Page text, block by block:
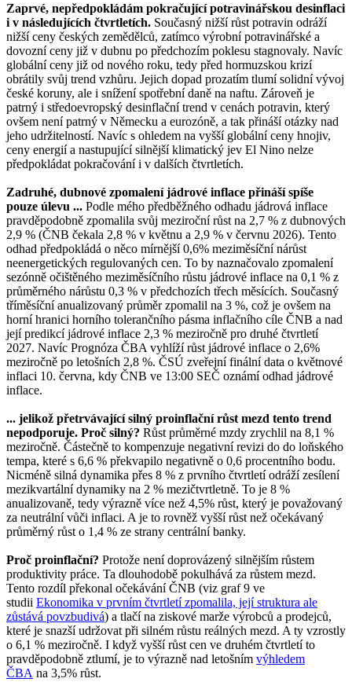
Zaprvé, nepředpokládám pokračující potravinářskou desinflaci
i v následujících čtvrtletích. Současný nižší růst potravin odráží
nižší ceny českých zemědělců, zatímco výrobní potravinářské a
dovozní ceny již v dubnu po předchozím poklesu stagnovaly. Navíc
globální ceny již od nového roku, tedy před hormuzskou krizí
obrátily svůj trend vzhůru. Jejich dopad prozatím tlumí solidní vývoj
české koruny, ale i snížení spotřební daně na naftu. Zároveň je
patrný i středoevropský desinflační trend v cenách potravin, který
ovšem není patrný v Německu a eurozóně, a tak přináší otázky nad
jeho udržitelností. Navíc s ohledem na vyšší globální ceny hnojiv,
ceny energií a nastupující silnější klimatický jev El Nino nelze
předpokládat pokračování i v dalších čtvrtletích.
Zadruhé, dubnové zpomalení jádrové inflace přináší spíše
pouze úlevu ... Podle mého předběžného odhadu jádrová inflace
pravděpodobně zpomalila svůj meziroční růst na 2,7 % z dubnových
2,9 % (ČNB čekala 2,8 % v květnu a 2,9 % v červnu 2026). Tento
odhad předpokládá o něco mírnější 0,6% meziměsíční nárůst
neenergetických regulovaných cen. To by naznačovalo zpomalení
sezónně očištěného meziměsíčního růstu jádrové inflace na 0,1 % z
průměrného nárůstu 0,3 % v předchozích třech měsících. Současný
tříměsíční anualizovaný průměr zpomalil na 3 %, což je ovšem na
horní hranici horního tolerančního pásma inflačního cíle ČNB a nad
její predikcí jádrové inflace 2,3 % meziročně pro druhé čtvrtletí
2027. Navíc Prognóza ČBA vyhlíží růst jádrové inflace o 2,6%
meziročně po letošních 2,8 %. ČSÚ zveřejní finální data o květnové
inflaci 10. června, kdy ČNB ve 13:00 SEČ oznámí odhad jádrové
inflace.
... jelikož přetrvávající silný proinflační růst mezd tento trend
nepodporuje. Proč silný? Růst průměrné mzdy zrychlil na 8,1 %
meziročně. Částečně to kompenzuje negativní revizi do do loňského
tempa, které s 6,6 % překvapilo negativně o 0,6 procentního bodu.
Nicméně silná dynamika přes 8 % z prvního čtvrtletí odráží zesílení
mezikvartální dynamiky na 2 % mezičtvrtletně. To je 8 %
anualizovaně, tedy výrazně více než 4,5% růst, který je považovaný
za neutrální vůči inflaci. A je to rovněž vyšší růst než očekávaný
průměrný růst o 1,4 % ze strany centrální banky.
Proč proinflační? Protože není doprovázený silnějším růstem
produktivity práce. Ta dlouhodobě pokulhává za růstem mezd.
Tento rozdíl překonal očekávání ČNB (viz graf 9 ve
studii Ekonomika v prvním čtvrtletí zpomalila, její struktura ale
zůstává povzbudivá) a tlačí na ziskové marže výrobců a prodejců,
které je snazší udržovat při silném růstu reálných mezd. A ty vzrostly
o 6,1 % meziročně. I když vyšší růst cen ve druhém čtvrtletí to
pravděpodobně ztlumí, je to výrazně nad letošním výhledem
ČBA na 3,5% růst.